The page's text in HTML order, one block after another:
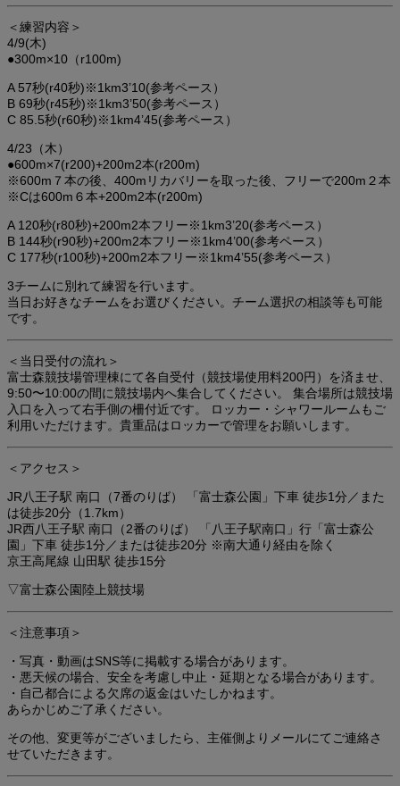
＜練習内容＞
4/9(木)
●300m×10（r100m)
A 57秒(r40秒)※1km3’10(参考ペース）
B 69秒(r45秒)※1km3’50(参考ペース）
C 85.5秒(r60秒)※1km4’45(参考ペース）
4/23（木）
●600m×7(r200)+200m2本(r200m)
※600m７本の後、400mリカバリーを取った後、フリーで200m２本
※Cは600m６本+200m2本(r200m)
A 120秒(r80秒)+200m2本フリー※1km3’20(参考ペース）
B 144秒(r90秒)+200m2本フリー※1km4’00(参考ペース）
C 177秒(r100秒)+200m2本フリー※1km4’55(参考ペース）
3チームに別れて練習を行います。
当日お好きなチームをお選びください。チーム選択の相談等も可能
です。
＜当日受付の流れ＞
富士森競技場管理棟にて各自受付（競技場使用料200円）を済ませ、
9:50〜10:00の間に競技場内へ集合してください。 集合場所は競技場
入口を入って右手側の柵付近です。 ロッカー・シャワールームもご
利用いただけます。貴重品はロッカーで管理をお願いします。
＜アクセス＞
JR八王子駅 南口（7番のりば） 「富士森公園」下車 徒歩1分／また
は徒歩20分（1.7km）
JR西八王子駅 南口（2番のりば） 「八王子駅南口」行「富士森公
園」下車 徒歩1分／または徒歩20分 ※南大通り経由を除く
京王高尾線 山田駅 徒歩15分
▽富士森公園陸上競技場
＜注意事項＞
・写真・動画はSNS等に掲載する場合があります。
・悪天候の場合、安全を考慮し中止・延期となる場合があります。
・自己都合による欠席の返金はいたしかねます。
あらかじめご了承ください。
その他、変更等がございましたら、主催側よりメールにてご連絡さ
せていただきます。